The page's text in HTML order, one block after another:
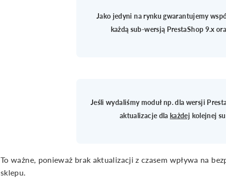
Jako jedyni na rynku gwarantujemy
każdą sub-wersją PrestaShop 9.x
Jeśli wydaliśmy moduł np. dla wersji
aktualizacje dlakażdej kolejnej
To ważne, ponieważ brak aktualizacji z czasem wpływa na
sklepu.